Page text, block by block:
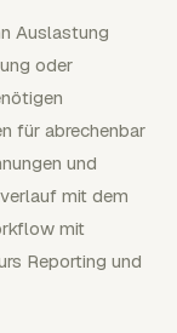
Auslastung
oder
für abrechenbar
und
mit dem
mit
Reporting und